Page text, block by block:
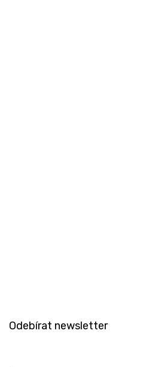
Odebírat newsletter